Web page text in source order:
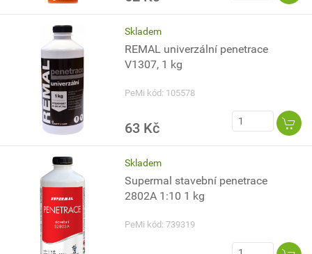
Skladem
REMAL univerzální penetrace
V1307, 1 kg
PeMi kód: 105578
63 Kč
Skladem
Supermal stavební penetrace
2802A 1:10 1 kg
PeMi kód: 739319